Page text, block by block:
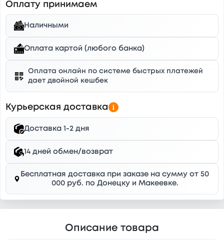
Оплату принимаем
Наличными
Оплата картой (любого банка)
Оплата онлайн по системе быстрых платежей
дает двойной кешбек
Курьерская доставка
Доставка 1-2 дня
14 дней обмен/возврат
Бесплатная доставка при заказе на сумму от 50
000 руб. по Донецку и Макеевке.
Описание товара